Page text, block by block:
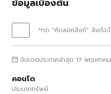
*กด "คัดลอกลิงก์" ลิงก์จะไ
อัปเดตประกาศล่าสุด 17 พฤษภาค
คอนโด
ประเภททรัพย์